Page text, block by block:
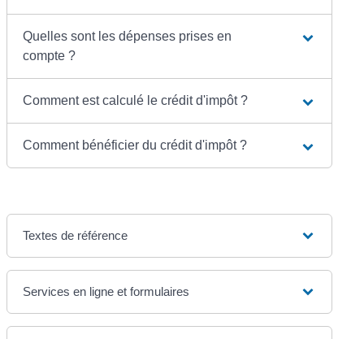
Quelles sont les dépenses prises en
compte ?
Comment est calculé le crédit d'impôt ?
Comment bénéficier du crédit d'impôt ?
Textes de référence
Services en ligne et formulaires